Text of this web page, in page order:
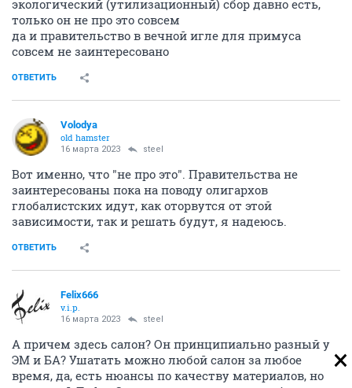
экологический (утилизационный) сбор давно есть,
только он не про это совсем
да и правительство в вечной игле для примуса
совсем не заинтересовано
ОТВЕТИТЬ
Volodya
old hamster
16 марта 2023 steel
Вот именно, что "не про это". Правительства не
заинтересованы пока на поводу олигархов
глобалистских идут, как оторвутся от этой
зависимости, так и решать будут, я надеюсь.
ОТВЕТИТЬ
Felix666
v.i.p.
16 марта 2023 steel
А причем здесь салон? Он принципиально разный у
ЭМ и БА? Ушатать можно любой салон за любое
время, да, есть нюансы по качеству материалов, но